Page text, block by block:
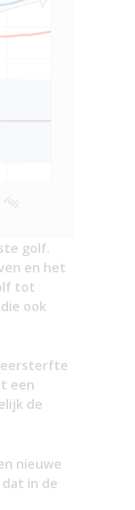
golf.
en het
tot
ook
een
de
nieuwe
in de